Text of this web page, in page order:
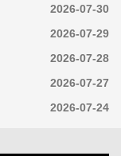
2026-07-30
2026-07-29
2026-07-28
2026-07-27
2026-07-24